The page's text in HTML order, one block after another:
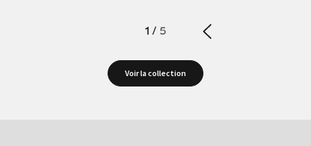
1 / 5
Voir la collection